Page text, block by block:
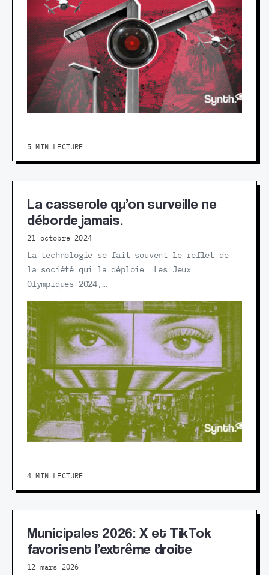
5 MIN LECTURE
La casserole qu’on surveille ne
déborde jamais.
21 octobre 2024
La technologie se fait souvent le reflet de
la société qui la déploie. Les Jeux
Olympiques 2024,…
4 MIN LECTURE
Municipales 2026: X et TikTok
favorisent l’extrême droite
12 mars 2026